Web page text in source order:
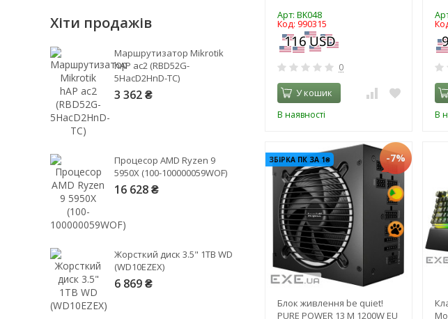
Арт: BK048
Код: 990315
0
У кошик
В наявності В
ЗБІРКА ПК ЗА 1₴ -7%
Блок живлення be quiet!
PURE POWER 13 M 1200W EU
Рейтинг EXE.ua:4.6
974
90
19
Хіти продажів
Маршрутизатор Mikrotik
hAP ac2 (RBD52G-
5HacD2HnD-TC)
3 362 ₴
Процесор AMD Ryzen 9
5950X (100-100000059WOF)
16 628 ₴
Жорсткий диск 3.5" 1TB WD
(WD10EZEX)
6 869 ₴